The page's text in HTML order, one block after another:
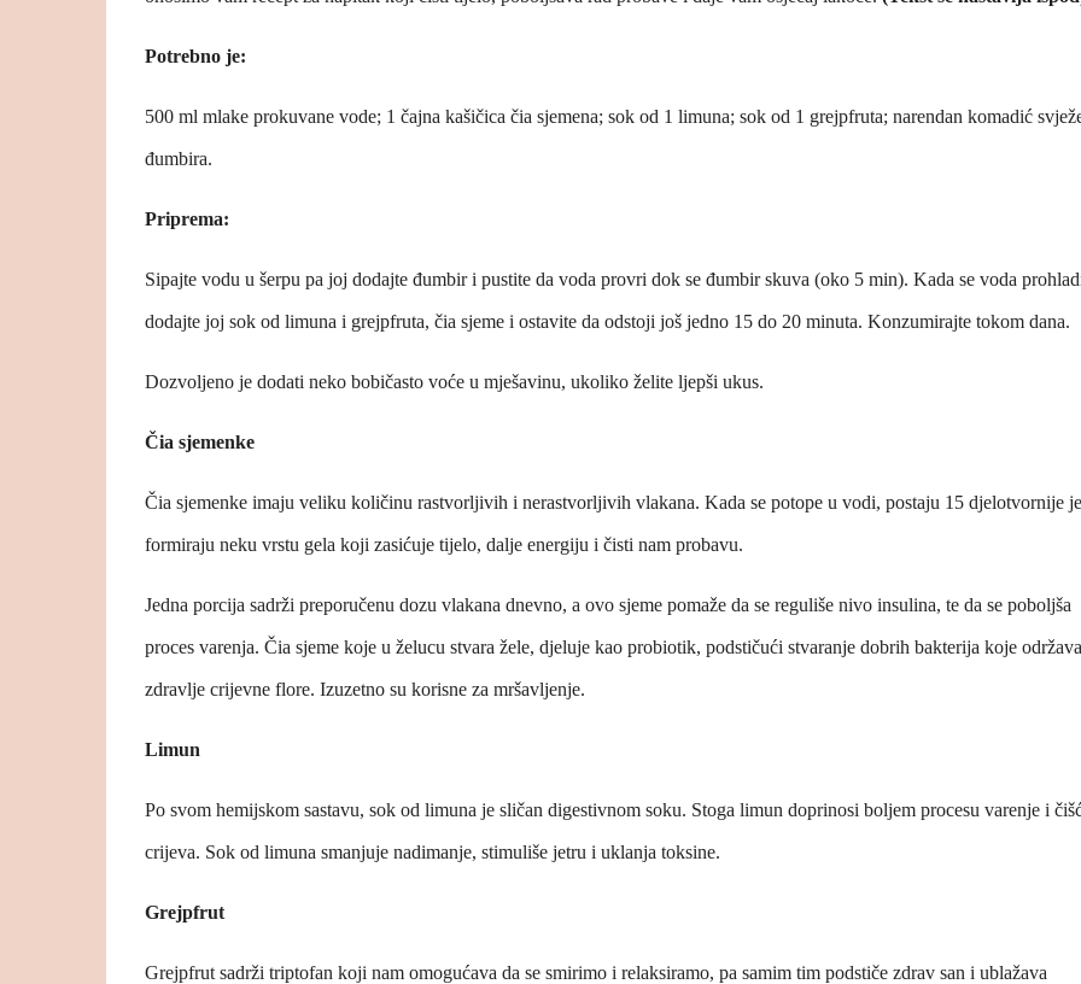
Potrebno je:
500 ml mlake prokuvane vode; 1 čajna kašičica čia sjemena; sok od 1 limuna; sok od 1 grejpfruta; narendan komadić
đumbira.
Priprema:
Sipajte vodu u šerpu pa joj dodajte đumbir i pustite da voda provri dok se đumbir skuva (oko 5 min). Kada se voda
dodajte joj sok od limuna i grejpfruta, čia sjeme i ostavite da odstoji još jedno 15 do 20 minuta. Konzumirajte tokom dana.
Dozvoljeno je dodati neko bobičasto voće u mješavinu, ukoliko želite ljepši ukus.
Čia sjemenke
Čia sjemenke imaju veliku količinu rastvorljivih i nerastvorljivih vlakana. Kada se potope u vodi, postaju 15 djelotvornije
formiraju neku vrstu gela koji zasićuje tijelo, dalje energiju i čisti nam probavu.
Jedna porcija sadrži preporučenu dozu vlakana dnevno, a ovo sjeme pomaže da se reguliše nivo insulina, te da se poboljša
proces varenja. Čia sjeme koje u želucu stvara žele, djeluje kao probiotik, podstičući stvaranje dobrih bakterija koje
zdravlje crijevne flore. Izuzetno su korisne za mršavljenje.
Limun
Po svom hemijskom sastavu, sok od limuna je sličan digestivnom soku. Stoga limun doprinosi boljem procesu varenje i
crijeva. Sok od limuna smanjuje nadimanje, stimuliše jetru i uklanja toksine.
Grejpfrut
Grejpfrut sadrži triptofan koji nam omogućava da se smirimo i relaksiramo, pa samim tim podstiče zdrav san i ublažava